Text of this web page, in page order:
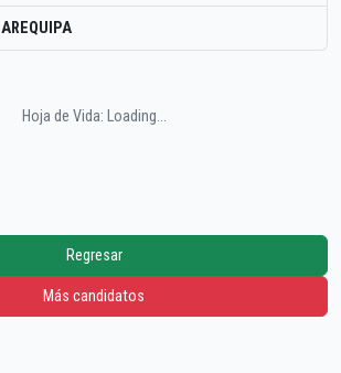
AREQUIPA
Hoja de Vida: Loading...
Regresar
Más candidatos